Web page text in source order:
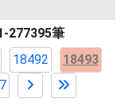
277395筆
18492
18493